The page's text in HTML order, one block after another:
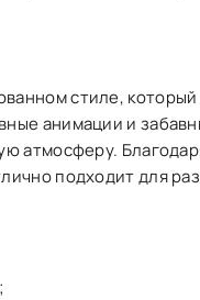
стиле,
анимации и
атмосферу.
подходит для